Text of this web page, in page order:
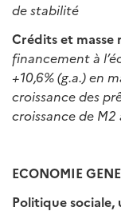
de stabilité
Crédits et masse
financement à
+10,6% (g.a.) en
croissance des
croissance de M2
ECONOMIE
Politique